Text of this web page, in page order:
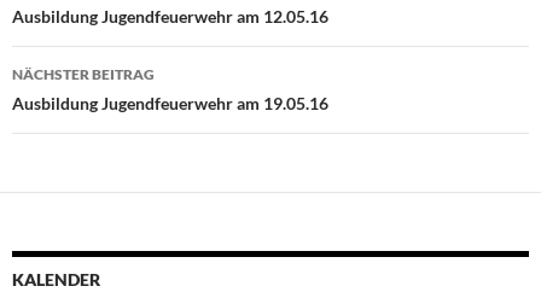
Ausbildung Jugendfeuerwehr am 12.05.16
NÄCHSTER BEITRAG
Ausbildung Jugendfeuerwehr am 19.05.16
KALENDER